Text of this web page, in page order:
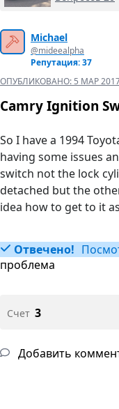
Michael
@mideealpha
Репутация: 37
ОПУБЛИКОВАНО: 5 МАР
Camry Ignition
So I have a 1994
having some issues
switch not the lock
detached but the
idea how to get to it
Отвечено!
проблема
Счет 3
Добавить